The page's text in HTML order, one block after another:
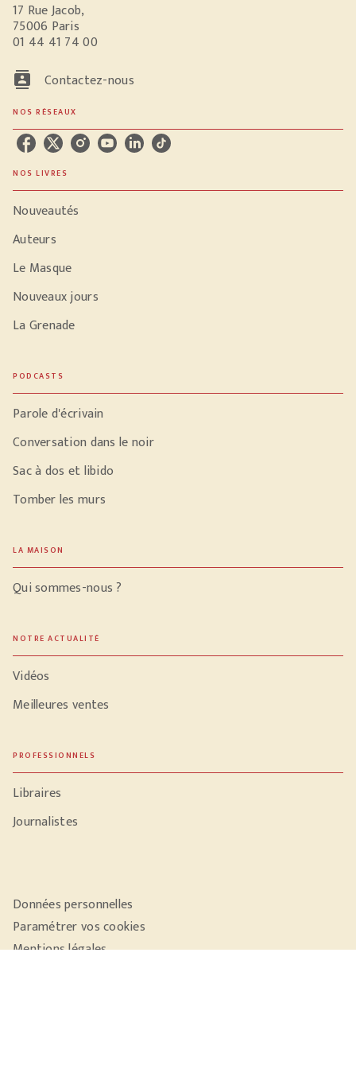
17 Rue Jacob,
75006 Paris
01 44 41 74 00
contacts Contactez-nous
NOS RÉSEAUX
NOS LIVRES
Nouveautés
Auteurs
Le Masque
Nouveaux jours
La Grenade
PODCASTS
Parole d'écrivain
Conversation dans le noir
Sac à dos et libido
Tomber les murs
LA MAISON
Qui sommes-nous ?
NOTRE ACTUALITÉ
Vidéos
Meilleures ventes
PROFESSIONNELS
Libraires
Journalistes
Données personnelles
Paramétrer vos cookies
Mentions légales